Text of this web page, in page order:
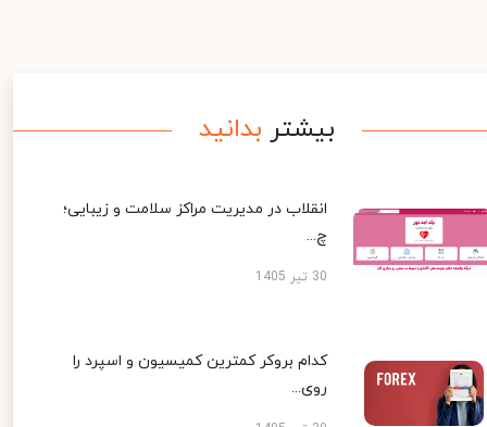
بیشتر بدانید
انقلاب در مدیریت مراکز سلامت و زیبایی؛
چ...
30 تیر 1405
کدام بروکر کمترین کمیسیون و اسپرد را
روی...